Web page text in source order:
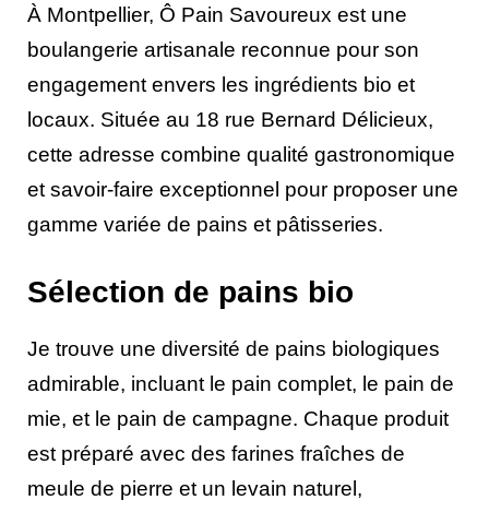
À Montpellier, Ô Pain Savoureux est une
boulangerie artisanale reconnue pour son
engagement envers les ingrédients bio et
locaux. Située au 18 rue Bernard Délicieux,
cette adresse combine qualité gastronomique
et savoir-faire exceptionnel pour proposer une
gamme variée de pains et pâtisseries.
Sélection de pains bio
Je trouve une diversité de pains biologiques
admirable, incluant le pain complet, le pain de
mie, et le pain de campagne. Chaque produit
est préparé avec des farines fraîches de
meule de pierre et un levain naturel,